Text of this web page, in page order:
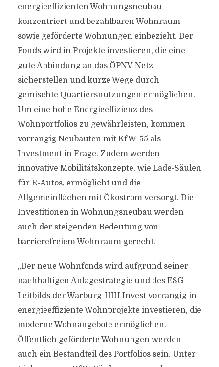
energieeffizienten Wohnungsneubau
konzentriert und bezahlbaren Wohnraum
sowie geförderte Wohnungen einbezieht. Der
Fonds wird in Projekte investieren, die eine
gute Anbindung an das ÖPNV-Netz
sicherstellen und kurze Wege durch
gemischte Quartiersnutzungen ermöglichen.
Um eine hohe Energieeffizienz des
Wohnportfolios zu gewährleisten, kommen
vorrangig Neubauten mit KfW-55 als
Investment in Frage. Zudem werden
innovative Mobilitätskonzepte, wie Lade-Säulen
für E-Autos, ermöglicht und die
Allgemeinflächen mit Ökostrom versorgt. Die
Investitionen in Wohnungsneubau werden
auch der steigenden Bedeutung von
barrierefreiem Wohnraum gerecht.
„Der neue Wohnfonds wird aufgrund seiner
nachhaltigen Anlagestrategie und des ESG-
Leitbilds der Warburg-HIH Invest vorrangig in
energieeffiziente Wohnprojekte investieren, die
moderne Wohnangebote ermöglichen.
Öffentlich geförderte Wohnungen werden
auch ein Bestandteil des Portfolios sein. Unter